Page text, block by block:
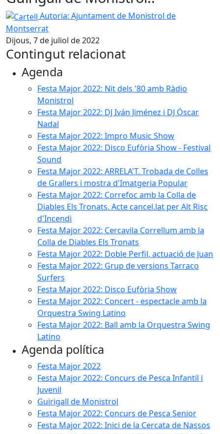
Cartell
Autoria: Ajuntament de Monistrol de
Montserrat
Dijous, 7 de juliol de 2022
Contingut relacionat
Agenda
Festa Major 2022: Nit dels '80 amb Ràdio
Monistrol
Festa Major 2022: DJ Iván Jiménez i DJ Óscar
Nadal
Festa Major 2022: Impro Music Show
Festa Major 2022: Disco Eufòria Show - Festival
Sound
Festa Major 2022: ARRELA'T. Trobada de Colles
de Grallers i mostra d'Imatgeria Popular
Festa Major 2022: Correfoc amb la Colla de
Diables Els Tronats. Acte cancel.lat per Alt Risc
d'Incendi
Festa Major 2022: Cercavila Correllum amb la
Colla de Diables Els Tronats
Festa Major 2022: Doble Perfil, actuació de Juan
Festa Major 2022: Grup de versions Tarraco
Surfers
Festa Major 2022: Disco Eufòria Show
Festa Major 2022: Concert - espectacle amb la
Orquestra Swing Latino
Festa Major 2022: Ball amb la Orquestra Swing
Latino
Agenda política
Festa Major 2022
Festa Major 2022: Concurs de Pesca Infantil i
Juvenil
Guirigall de Monistrol
Festa Major 2022: Concurs de Pesca Senior
Festa Major 2022: Inici de la Cercata de Nassos